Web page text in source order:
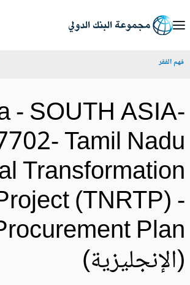
الفقر
- SOUTH
Tamil
Project (TNRTP)
Procurement